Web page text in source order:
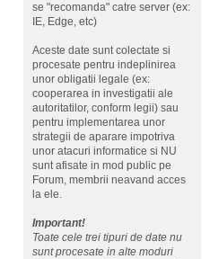
se "recomanda" catre server (ex:
IE, Edge, etc)
Aceste date sunt colectate si
procesate pentru indeplinirea
unor obligatii legale (ex:
cooperarea in investigatii ale
autoritatilor, conform legii) sau
pentru implementarea unor
strategii de aparare impotriva
unor atacuri informatice si NU
sunt afisate in mod public pe
Forum, membrii neavand acces
la ele.
Important!
Toate cele trei tipuri de date nu
sunt procesate in alte moduri